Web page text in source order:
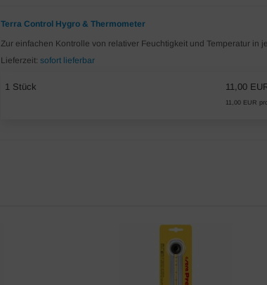
Terra Control Hygro & Thermometer
Zur einfachen Kontrolle von relativer Feuchtigkeit und Temperatur in
Lieferzeit:sofort lieferbar
1 Stück 11,00
11,00 EUR